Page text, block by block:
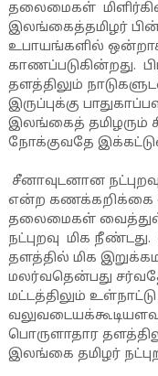
தலைமைகள்
இலங்கைத்தமிழர்
உபாயங்களில் ஒன்றாக
காணப்படுகின்றது.
தளத்திலும்
இருப்புக்கு
இலங்கைத் தமிழரும்
நோக்குவதே
சீனாவுடனான
என்ற கணக்கறிக்கை
தலைமைகள்
நட்புறவு மிக
தளத்தில் மிக
மலர்வதென்பது
மட்டத்திலும்
பொருளாதார
இலங்கை தமிழர்